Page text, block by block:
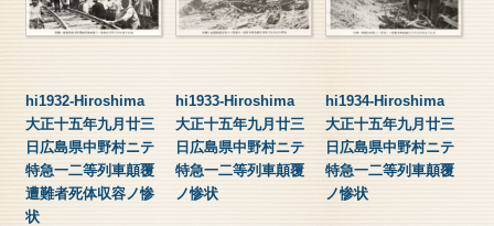
hi1932-Hiroshima
大正十五年九月廿三
日広島県中野村ニテ
特急一二等列車顛覆
遭難者死体収容ノ惨
状
hi1933-Hiroshima
大正十五年九月廿三
日広島県中野村ニテ
特急一二等列車顛覆
ノ惨状
hi1934-Hiroshima
大正十五年九月廿三
日広島県中野村ニテ
特急一二等列車顛覆
ノ惨状